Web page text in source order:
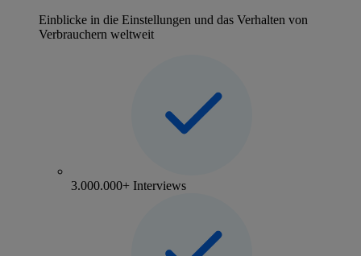
Einblicke in die Einstellungen und das Verhalten von
Verbrauchern weltweit
3.000.000+ Interviews